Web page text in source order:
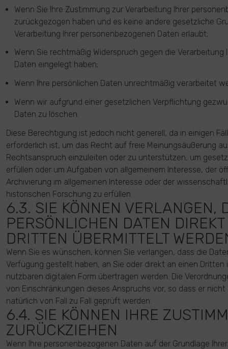
Wenn Sie Ihre Zustimmung zur Verarbeitung Ihrer
zurückgezogen haben und es keine andere gesetzliche
Verarbeitung Ihrer personenbezogenen Daten erlaubt;
Wenn Sie rechtmäßig Widerspruch gegen die
Daten eingelegt haben;
Wenn Ihre persönlichen Daten unrechtmäßig verarbeitet
Wenn wir aufgrund einer gesetzlichen Verpflichtung
Daten zu löschen.
Diese Berechtigung ist jedoch nicht generell, da in einigen
erforderlich ist, um das Recht auf freie Meinungsäußerung
Rechtsanspruch einzuleiten oder zu unterstützen, um
erfüllen oder um Aufgaben von allgemeinem Interesse, der
Archivierung im allgemeinen Interesse oder der
historischen Forschung zu erfüllen.
6.3. SIE KÖNNEN VERLANGEN,
PERSÖNLICHEN DATEN
DRITTEN ÜBERMITTELT
Wenn Sie es wünschen, können Sie verlangen, dass die
Verfügung gestellt haben, an Sie oder direkt an einen
nutzbaren digitalen Form übertragen werden. Die
von Einschränkungen dieses Anspruchs vor, so dass er nicht
natürlich von Fall zu Fall geprüft werden.
6.4. SIE KÖNNEN IHRE
ZURÜCKZIEHEN
Wenn Ihre personenbezogenen Daten auf der Grundlage